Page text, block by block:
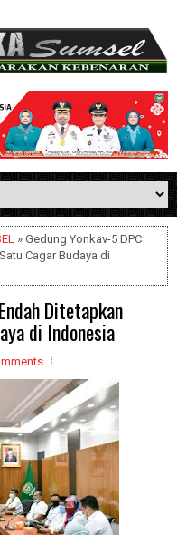
» Gedung Yonkav-5 DPC
Cagar Budaya di
Ditetapkan
di Indonesia